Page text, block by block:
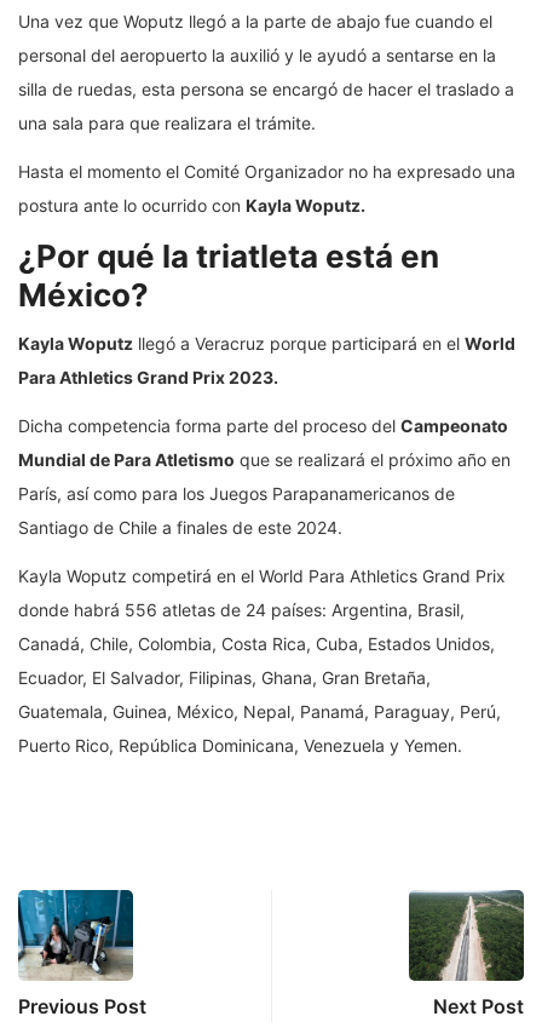
Una vez que Woputz llegó a la parte de abajo fue cuando el
personal del aeropuerto la auxilió y le ayudó a sentarse en la
silla de ruedas, esta persona se encargó de hacer el traslado a
una sala para que realizara el trámite.
Hasta el momento el Comité Organizador no ha expresado una
postura ante lo ocurrido con Kayla Woputz.
¿Por qué la triatleta está en
México?
Kayla Woputz llegó a Veracruz porque participará en el World
Para Athletics Grand Prix 2023.
Dicha competencia forma parte del proceso del Campeonato
Mundial de Para Atletismo que se realizará el próximo año en
París, así como para los Juegos Parapanamericanos de
Santiago de Chile a finales de este 2024.
Kayla Woputz competirá en el World Para Athletics Grand Prix
donde habrá 556 atletas de 24 países: Argentina, Brasil,
Canadá, Chile, Colombia, Costa Rica, Cuba, Estados Unidos,
Ecuador, El Salvador, Filipinas, Ghana, Gran Bretaña,
Guatemala, Guinea, México, Nepal, Panamá, Paraguay, Perú,
Puerto Rico, República Dominicana, Venezuela y Yemen.
Previous Post Next Post